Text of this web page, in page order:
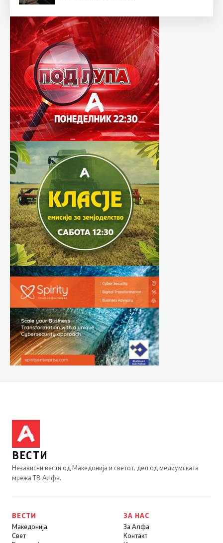
ВЕСТИ
Независни вести од Македонија и светот, дел од медиумската
мрежа ТВ Алфа.
ВЕСТИ
Македонија
Свет
ЗА НАС
За Алфа
Контакт